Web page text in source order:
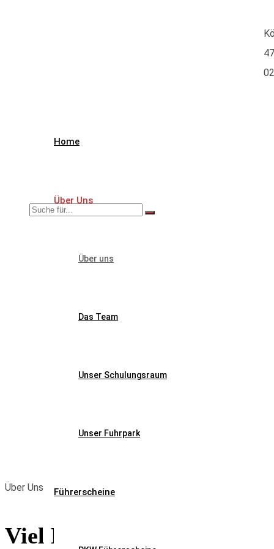
Home
Über Uns
Über uns
Das Team
Unser Schulungsraum
Unser Fuhrpark
Führerscheine
Über Uns
Viel Erfahrung und